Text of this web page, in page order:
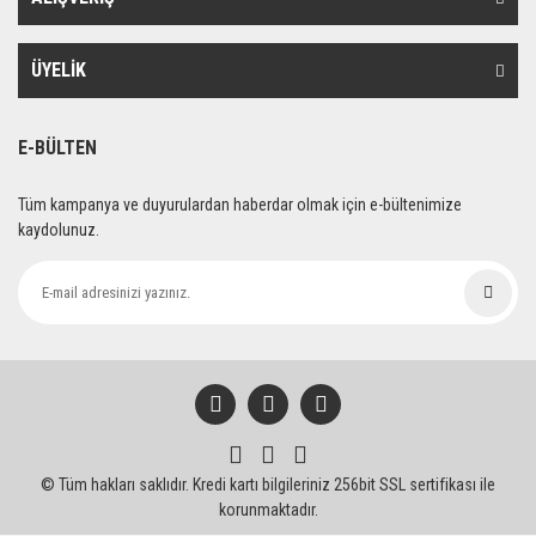
Ürün bilgilerinde hatalar bulunuyor.
Ürün fiyatı diğer sitelerden daha pahalı.
Bu ürüne benzer farklı alternatifler olmalı.
ÜYELİK
E-BÜLTEN
Tüm kampanya ve duyurulardan haberdar olmak için e-bültenimize
kaydolunuz.
© Tüm hakları saklıdır. Kredi kartı bilgileriniz 256bit SSL sertifikası ile
korunmaktadır.